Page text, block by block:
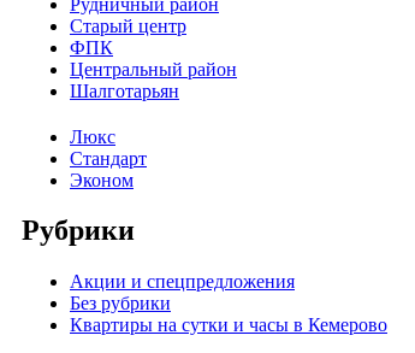
Старый центр
ФПК
Центральный район
Шалготарьян
Люкс
Стандарт
Эконом
Рубрики
Акции и спецпредложения
Без рубрики
Квартиры на сутки и часы в Кемерово